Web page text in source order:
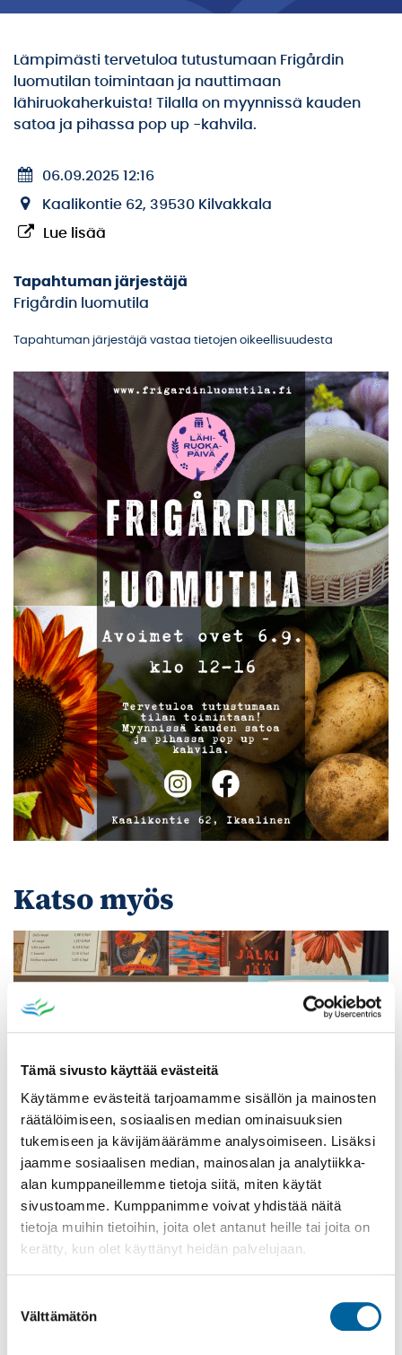
Tämä sivusto käyttää evästeitä
Käytämme evästeitä tarjoamamme sisällön ja mainosten
räätälöimiseen, sosiaalisen median ominaisuuksien
tukemiseen ja kävijämäärämme analysoimiseen. Lisäksi
jaamme sosiaalisen median, mainosalan ja analytiikka-
alan kumppaneillemme tietoja siitä, miten käytät
sivustoamme. Kumppanimme voivat yhdistää näitä
tietoja muihin tietoihin, joita olet antanut heille tai joita on
kerätty, kun olet käyttänyt heidän palvelujaan.
valinta
Välttämätön
Lämpimästi tervetuloa tutustumaan Frigårdin
luomutilan toimintaan ja nauttimaan
lähiruokaherkuista! Tilalla on myynnissä kauden
satoa ja pihassa pop up -kahvila.
06.09.2025 12:16
Kaalikontie 62, 39530 Kilvakkala
Lue lisää
Tapahtuman järjestäjä
Frigårdin luomutila
Tapahtuman järjestäjä vastaa tietojen oikeellisuudesta
Katso myös
Poistomyynti kirjaston aukioloaikana
03.06.2026-31.08.2026
Poppelikatu 10